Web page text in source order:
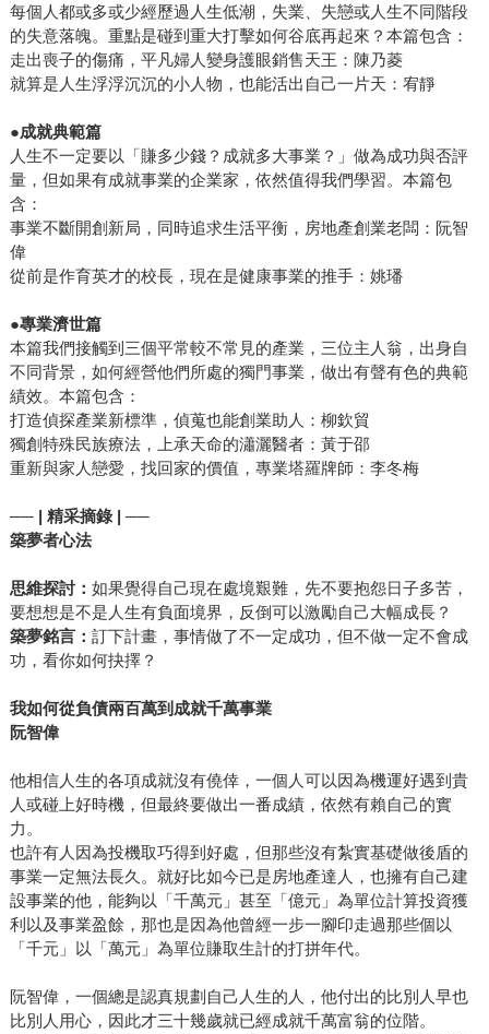
每個人都或多或少經歷過人生低潮，失業、失戀或人生不同階段
的失意落魄。重點是碰到重大打擊如何谷底再起來？本篇包含：
走出喪子的傷痛，平凡婦人變身護眼銷售天王：陳乃菱
就算是人生浮浮沉沉的小人物，也能活出自己一片天：宥靜
●成就典範篇
人生不一定要以「賺多少錢？成就多大事業？」做為成功與否評
量，但如果有成就事業的企業家，依然值得我們學習。本篇包
含：
事業不斷開創新局，同時追求生活平衡，房地產創業老闆：阮智
偉
從前是作育英才的校長，現在是健康事業的推手：姚璠
●專業濟世篇
本篇我們接觸到三個平常較不常見的產業，三位主人翁，出身自
不同背景，如何經營他們所處的獨門事業，做出有聲有色的典範
績效。本篇包含：
打造偵探產業新標準，偵蒐也能創業助人：柳欽貿
獨創特殊民族療法，上承天命的瀟灑醫者：黃于邵
重新與家人戀愛，找回家的價值，專業塔羅牌師：李冬梅
── | 精采摘錄 | ──
築夢者心法
思維探討： 如果覺得自己現在處境艱難，先不要抱怨日子多苦，
要想想是不是人生有負面境界，反倒可以激勵自己大幅成長？
築夢銘言： 訂下計畫，事情做了不一定成功，但不做一定不會成
功，看你如何抉擇？
我如何從負債兩百萬到成就千萬事業
阮智偉
他相信人生的各項成就沒有僥倖，一個人可以因為機運好遇到貴
人或碰上好時機，但最終要做出一番成績，依然有賴自己的實
力。
也許有人因為投機取巧得到好處，但那些沒有紮實基礎做後盾的
事業一定無法長久。就好比如今已是房地產達人，也擁有自己建
設事業的他，能夠以「千萬元」甚至「億元」為單位計算投資獲
利以及事業盈餘，那也是因為他曾經一步一腳印走過那些個以
「千元」以「萬元」為單位賺取生計的打拼年代。
阮智偉，一個總是認真規劃自己人生的人，他付出的比別人早也
比別人用心，因此才三十幾歲就已經成就千萬富翁的位階。